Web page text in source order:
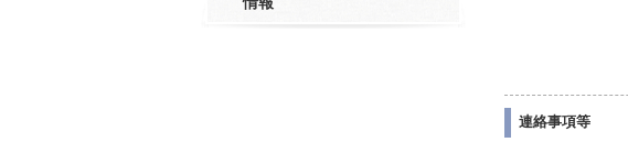
連絡事項等